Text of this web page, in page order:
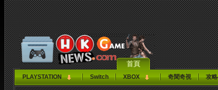
首頁
PLAYSTATION Switch XBOX 奇聞奇視 攻